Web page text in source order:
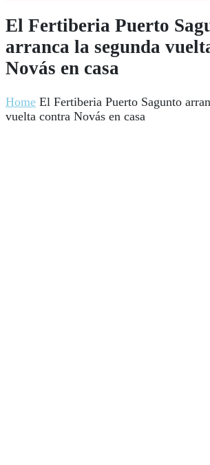
El Fertiberia Puerto
arranca la segunda
Novás en casa
Home El Fertiberia Puerto Sagunto
vuelta contra Novás en casa